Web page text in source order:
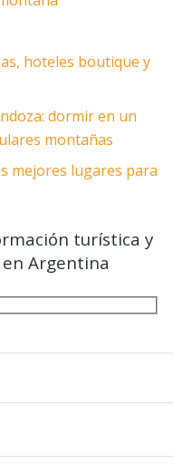
hoteles boutique y
dormir en un
montañas
mejores lugares para
turística y
Argentina